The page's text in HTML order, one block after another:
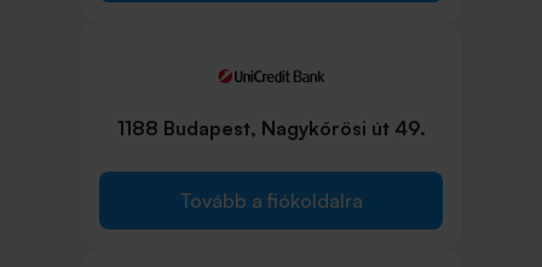
1188 Budapest, Nagykőrösi út 49.
Tovább a fiókoldalra